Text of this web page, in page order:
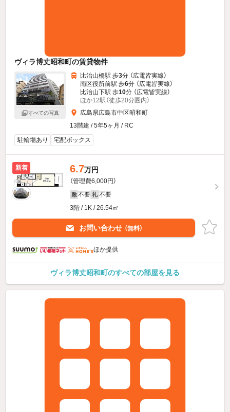
ヴィラ博丈昭和町の賃貸物件
すべての写真
比治山橋駅 歩3分 （広電皆実線）
南区役所前駅 歩6分 （広電皆実線）
比治山下駅 歩10分 （広電皆実線）
ほか12駅（徒歩20分圏内）
広島県広島市中区昭和町
13階建 / 5年5ヶ月 / RC
駐輪場あり
宅配ボックス
新着 6.7万円
（管理費6,000円）
敷 不要 礼 不要
3階 / 1K / 26.54㎡
お問い合わせ （無料）
ほか提供
ヴィラ博丈昭和町のすべての部屋を見る